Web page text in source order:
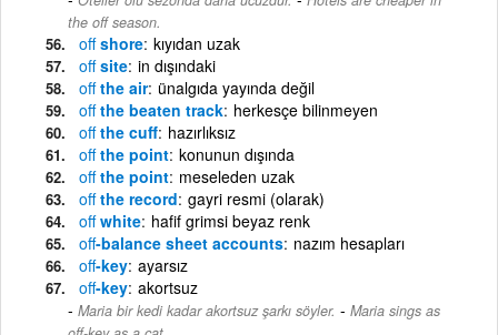
the off season.
offshore kıyıdan uzak
offsite in dışındaki
offthe air ünalgıda yayında değil
offthe beaten track herkesçe bilinmeyen
offthe cuff hazırlıksız
offthe point konunun dışında
offthe point meseleden uzak
offthe record gayri resmi (olarak)
offwhite hafif grimsi beyaz renk
off-balance sheet accounts nazım hesapları
off-key ayarsız
off-key akortsuz
Maria bir kedi kadar akortsuz şarkı söyler. - Maria sings as